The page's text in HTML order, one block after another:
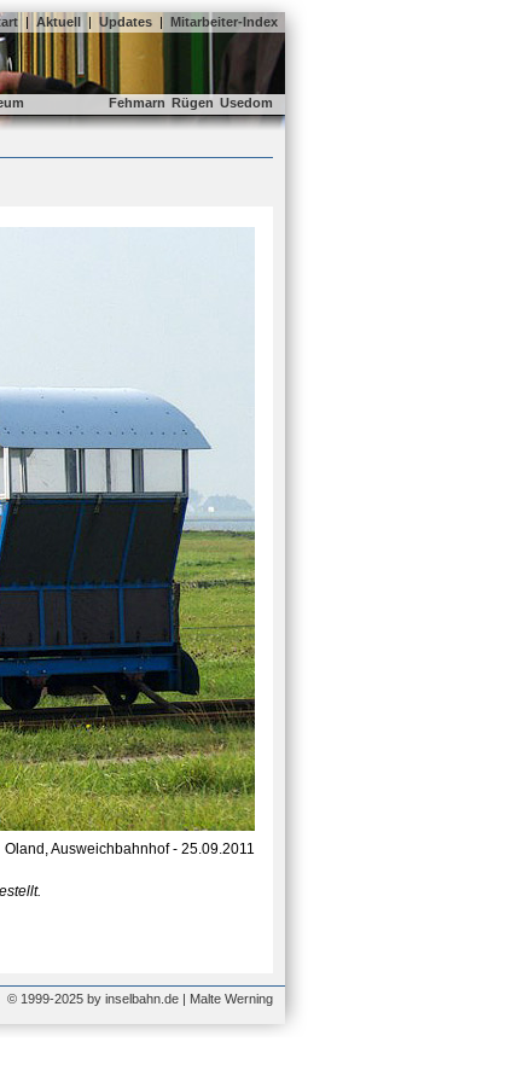
| Aktuell | Updates | Mitarbeiter-Index
Fehmarn Rügen Usedom
Oland, Ausweichbahnhof - 25.09.2011
© 1999-2025 by inselbahn.de | Malte Werning